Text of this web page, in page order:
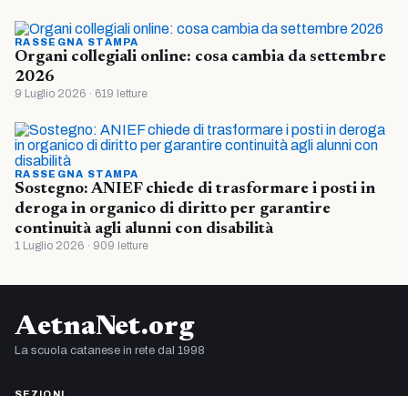
RASSEGNA STAMPA
Organi collegiali online: cosa cambia da settembre
2026
9 Luglio 2026 · 619 letture
RASSEGNA STAMPA
Sostegno: ANIEF chiede di trasformare i posti in
deroga in organico di diritto per garantire
continuità agli alunni con disabilità
1 Luglio 2026 · 909 letture
AetnaNet.org
La scuola catanese in rete dal 1998